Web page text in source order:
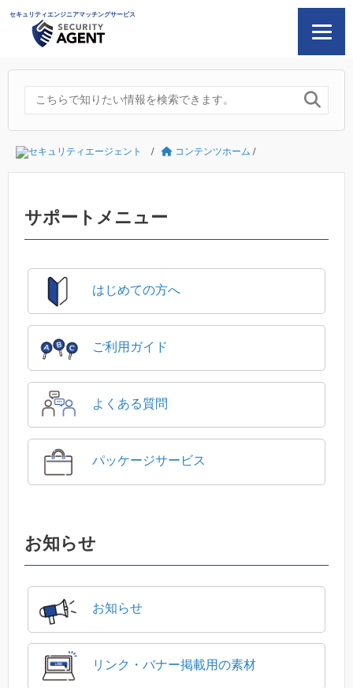
セキュリティエンジニアマッチングサービス

セキュリティエージェント / コンテンツホーム /
サポートメニュー
はじめての方へ
ご利用ガイド
よくある質問
パッケージサービス
お知らせ
お知らせ
リンク・バナー掲載用の素材